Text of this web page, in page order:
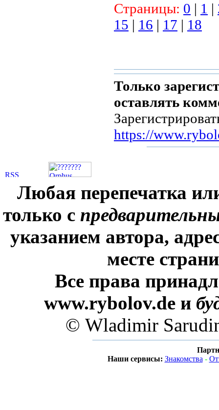
Страницы: 0 | 1 |
15 | 16 | 17 | 18
Только
оставлять
https://
Любая перепечатка
только с
указанием автора,
месте
Все права
www.rybolov.de и
© Wladimir
Наши сервисы: Знакомства -